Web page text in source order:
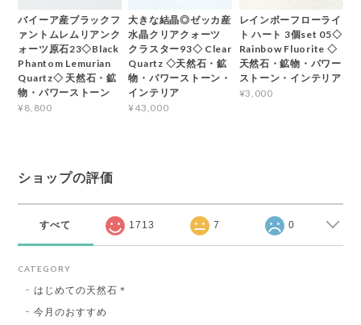
バイーア産ブラックフ
ァントムレムリアンク
ォーツ原石23◇Black
Phantom Lemurian
Quartz◇ 天然石・鉱
物・パワーストーン
¥8,800
大きな結晶◎ゼッカ産
水晶クリアクォーツ
クラスター93◇ Clear
Quartz ◇天然石・鉱
物・パワーストーン・
インテリア
¥43,000
レインボーフローライ
ト ハート 3個set 05◇
Rainbow Fluorite ◇
天然石・鉱物・パワー
ストーン・インテリア
¥3,000
ショップの評価
すべて 1713 7 0
CATEGORY
はじめての天然石＊
今月のおすすめ